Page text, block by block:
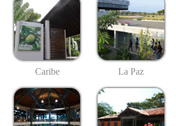
Caribe La Paz